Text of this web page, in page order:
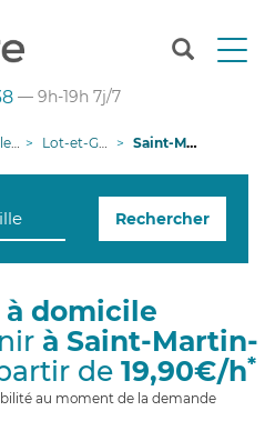
T
n
g
i
o
n
— 9h-19h 7j/7
Lot-et-Garonne Saint-Martin-de-Beauville
Rechercher
à domicile
à Saint-Martin-
de 19,90€/h*
au moment de la demande